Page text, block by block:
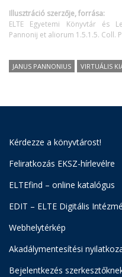
Illusztráció szerzője, forrása:
ELTE Egyetemi Könyvtár és
Pannonij et aliorum 1.5.1.5. Coll.
JANUS PANNONIUS VIRTUÁLIS
Kérdezze a könyvtárost!
Feliratkozás EKSZ-hírlevélre
ELTEfind – online katalógus
EDIT – ELTE Digitális
Webhelytérkép
Akadálymentesítési
Bejelentkezés